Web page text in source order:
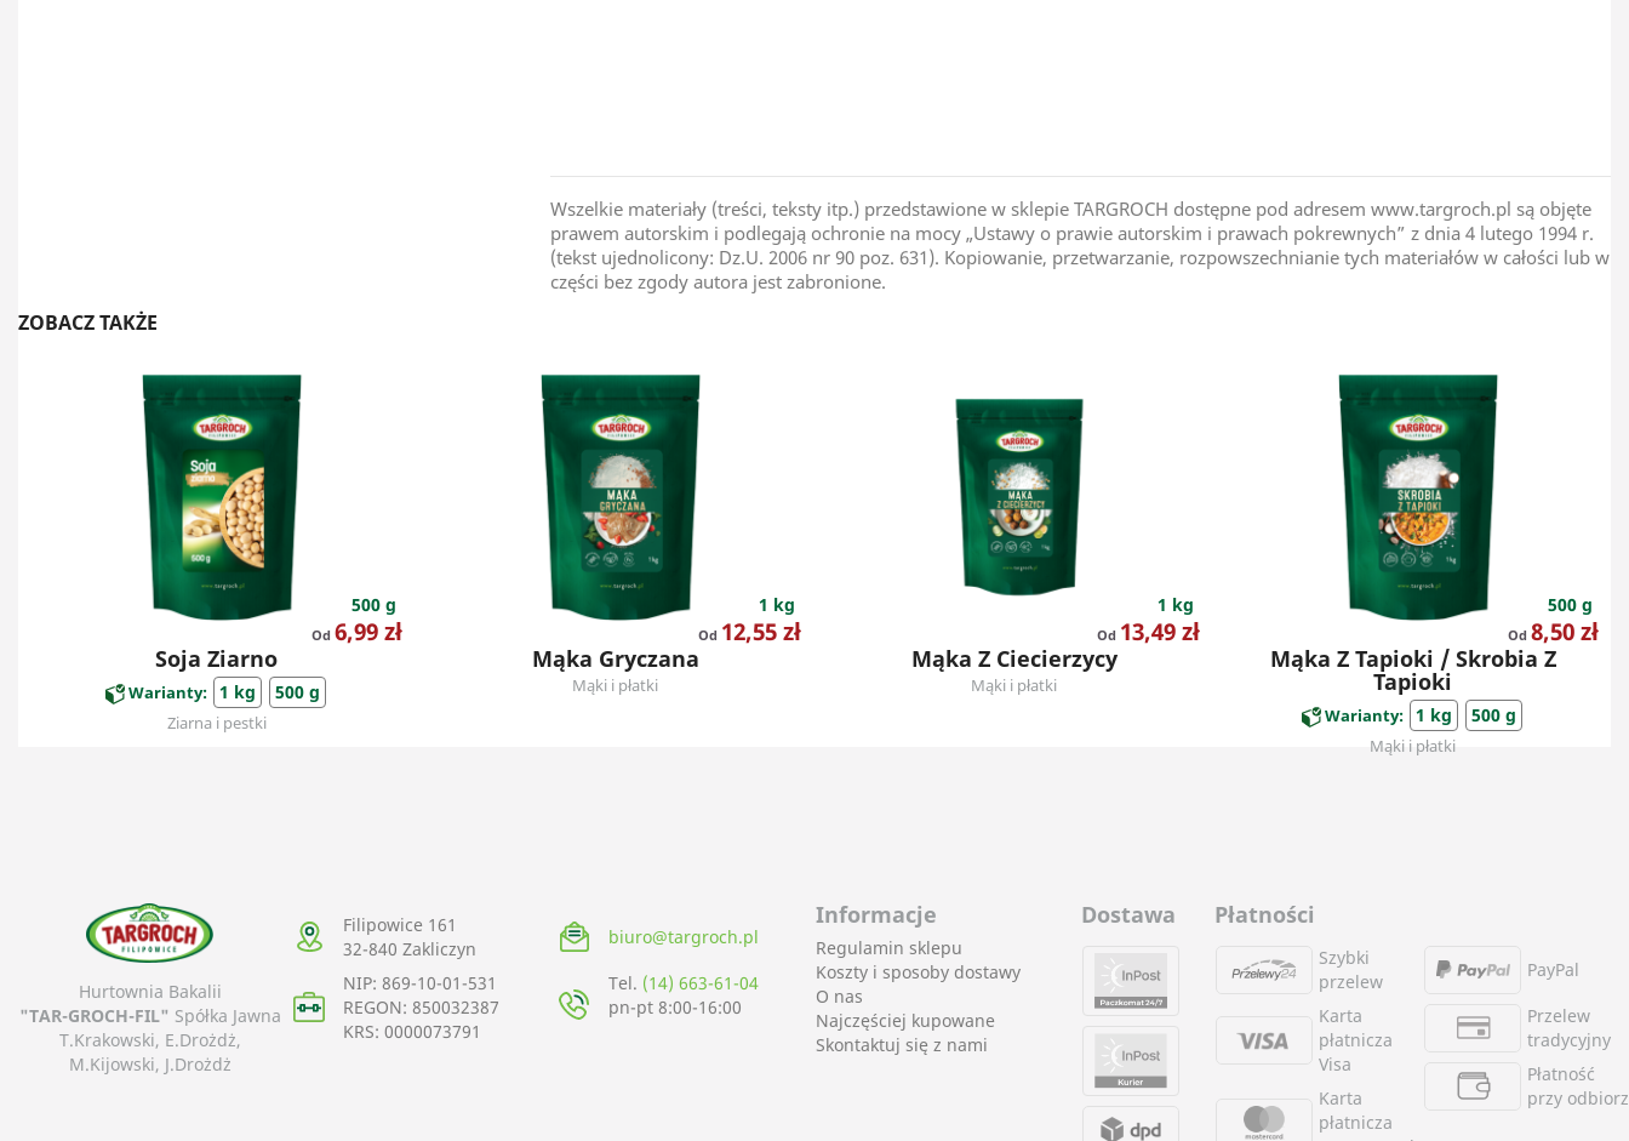
Wszelkie materiały (treści, teksty itp.) przedstawione w sklepie TARGROCH dostępne pod adresem www.targroch.pl są objęte
prawem autorskim i podlegają ochronie na mocy „Ustawy o prawie autorskim i prawach pokrewnych” z dnia 4 lutego 1994 r.
(tekst ujednolicony: Dz.U. 2006 nr 90 poz. 631). Kopiowanie, przetwarzanie, rozpowszechnianie tych materiałów w całości lub w
części bez zgody autora jest zabronione.
ZOBACZ TAKŻE
500 g
Od Cena
6,99 zł
Soja Ziarno
Warianty: 1 kg 500 g
Ziarna i pestki
1 kg
Od Cena
12,55 zł
Mąka Gryczana
Mąki i płatki
1 kg
Od Cena
13,49 zł
Mąka Z Ciecierzycy
Mąki i płatki
500 g
Od Cena
8,50 zł
Mąka Z Tapioki / Skrobia Z
Tapioki
Warianty: 1 kg 500 g
Mąki i płatki
Hurtownia Bakalii
"TAR-GROCH-FIL" Spółka Jawna
T.Krakowski, E.Drożdż,
M.Kijowski, J.Drożdż
Filipowice 161
32-840 Zakliczyn
NIP: 869-10-01-531
REGON: 850032387
KRS: 0000073791
biuro@targroch.pl
Tel. (14) 663-61-04
pn-pt 8:00-16:00
Informacje
Regulamin sklepu
Koszty i sposoby dostawy
O nas
Najczęściej kupowane
Skontaktuj się z nami
Dostawa Płatności
Szybki
przelew
Karta
płatnicza
Visa
Karta
płatnicza
PayPal
Przelew
tradycyjny
Płatność
przy